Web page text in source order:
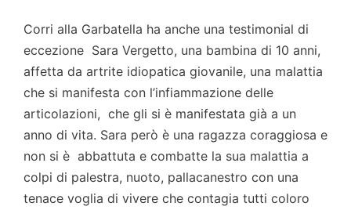
Corri alla Garbatella ha anche una testimonial di
eccezione Sara Vergetto, una bambina di 10 anni,
affetta da artrite idiopatica giovanile, una malattia
che si manifesta con l’infiammazione delle
articolazioni, che gli si è manifestata già a un
anno di vita. Sara però è una ragazza coraggiosa e
non si è abbattuta e combatte la sua malattia a
colpi di palestra, nuoto, pallacanestro con una
tenace voglia di vivere che contagia tutti coloro